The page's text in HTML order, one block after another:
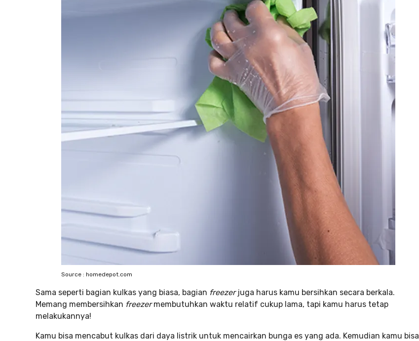
Source : homedepot.com
Sama seperti bagian kulkas yang biasa, bagian freezer juga harus kamu bersihkan secara berkala.
Memang membersihkan freezermembutuhkan waktu relatif cukup lama, tapi kamu harus tetap
melakukannya!
Kamu bisa mencabut kulkas dari daya listrik untuk mencairkan bunga es yang ada. Kemudian kamu bisa